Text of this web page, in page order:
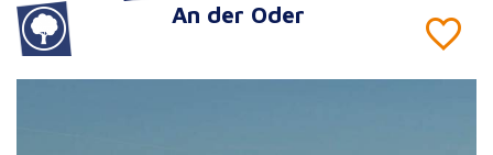
An der Oder